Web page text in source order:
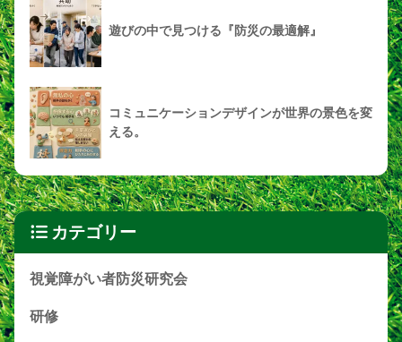
遊びの中で見つける『防災の最適解』
コミュニケーションデザインが世界の景色を変
える。
カテゴリー
視覚障がい者防災研究会
研修